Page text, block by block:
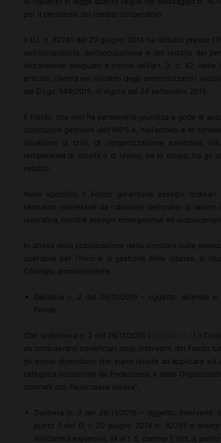
per il personale del credito cooperativo.
Il D.I. n. 82761 del 20 giugno 2014 ha istituito presso
dell’occupabilità, dell’occupazione e del reddito del
inizialmente adeguato a norma dell’art. 3, c. 42,
articolo, rientra nel riordino degli ammortizzatori
dal D.Lgs. 148/2015, in vigore dal 24 settembre 2015.
Il Fondo, che non ha personalità giuridica e gode di
costituisce gestione dell’INPS e, nell’ambito e in
situazioni di crisi, di riorganizzazione aziendale,
temporanea di attività o di lavoro, ha lo scopo, tra gli
reddito.
Nello specifico il Fondo garantisce assegni
lavoratori interessati da riduzione dell’orario di lavoro
lavorativa, nonché assegni emergenziali ed
In attesa della pubblicazione della circolare sulle
operative per l’invio e la gestione delle istanze, si
Comitato amministratore.
Delibera n. 2 del 26/11/2015 – oggetto: aziende
Fondo
Con la delibera n. 2 del 26/11/2015 (
) il
da considerarsi beneficiari degli interventi del Fondo
gli stessi dipendono che siano tenute ad applicare
categoria sottoscritti da Federcasse e dalle
contratti con Federcasse stessa”.
Delibera n. 3 del 26/11/2015 – oggetto: interventi
punto 1 del D. I. 20 giugno 2014 n. 82761 e
solidarietà espansivi, ex art. 5, comma 1, lett. a,